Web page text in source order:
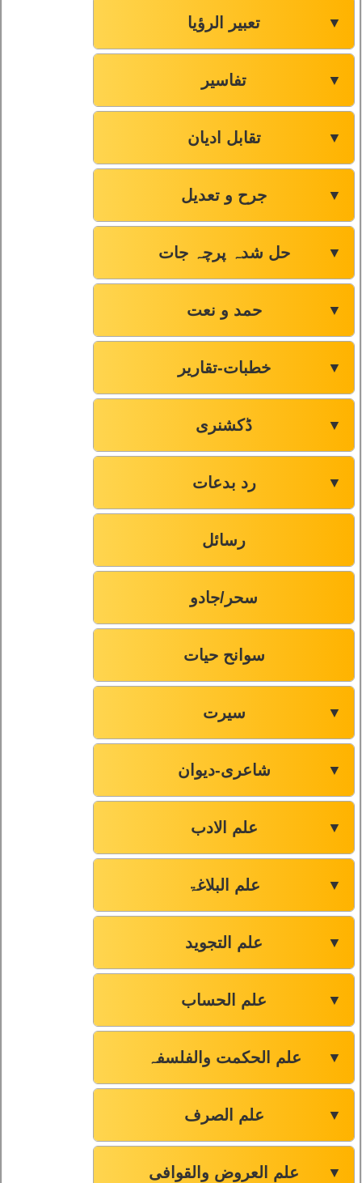
تعبیر الرؤیا ▼
تفاسیر ▼
تقابل ادیان ▼
جرح و تعدیل ▼
حل شدہ پرچہ جات ▼
حمد و نعت ▼
خطبات-تقاریر ▼
ڈکشنری ▼
رد بدعات ▼
رسائل
سحر/جادو
سوانح حیات
سیرت ▼
شاعری-دیوان ▼
علم الادب ▼
علم البلاغۃ ▼
علم التجوید ▼
علم الحساب ▼
علم الحکمت والفلسفہ ▼
علم الصرف ▼
علم العروض والقوافی ▼